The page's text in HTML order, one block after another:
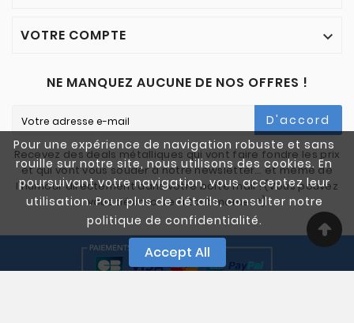
Pour une expérience de navigation robuste et sans
rouille sur notre site, nous utilisons des cookies. En
poursuivant votre navigation, vous acceptez leur
utilisation. Pour plus de détails, consulter notre
politique de confidentialité.
Accept All
VOTRE COMPTE 
NE MANQUEZ AUCUNE DE NOS OFFRES !
D'accord
Recevez des deals métalliques qui vont faire fondre les prix
et qui vont vous souder à notre newsletter… et même de
l'humour directement dans votre boîte mail ! (Vous pouvez
vous désinscrire à tout moment)